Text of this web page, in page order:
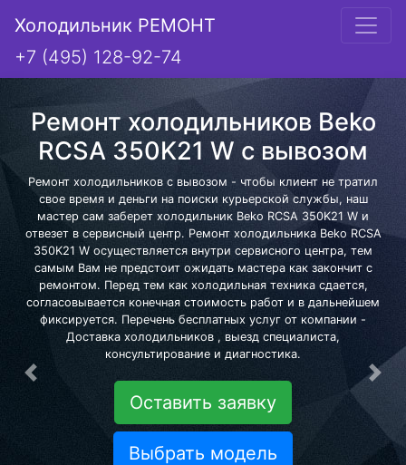
Холодильник РЕМОНТ
+7 (495) 128-92-74
Ремонт холодильников Beko
RCSA 350K21 W с вывозом
Ремонт холодильников с вывозом - чтобы клиент не тратил
свое время и деньги на поиски курьерской службы, наш
мастер сам заберет холодильник Beko RCSA 350K21 W и
отвезет в сервисный центр. Ремонт холодильника Beko RCSA
350K21 W осуществляется внутри сервисного центра, тем
самым Вам не предстоит ожидать мастера как закончит с
ремонтом. Перед тем как холодильная техника сдается,
согласовывается конечная стоимость работ и в дальнейшем
фиксируется. Перечень бесплатных услуг от компании -
Доставка холодильников , выезд специалиста,
консультирование и диагностика.
Оставить заявку
Выбрать модель
Предыдущая